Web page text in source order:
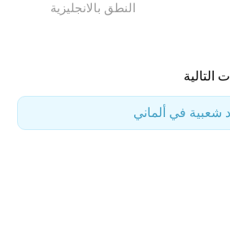
النطق بالانجليزية
شعبية في ألماني